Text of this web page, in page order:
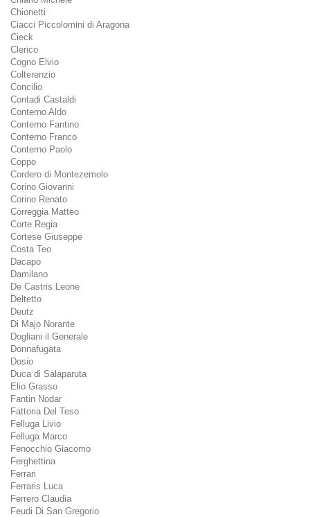
Chionetti
Ciacci Piccolomini di Aragona
Cieck
Clerico
Cogno Elvio
Colterenzio
Concilio
Contadi Castaldi
Conterno Aldo
Conterno Fantino
Conterno Franco
Conterno Paolo
Coppo
Cordero di Montezemolo
Corino Giovanni
Corino Renato
Correggia Matteo
Corte Regia
Cortese Giuseppe
Costa Teo
Dacapo
Damilano
De Castris Leone
Deltetto
Deutz
Di Majo Norante
Dogliani il Generale
Donnafugata
Dosio
Duca di Salaparuta
Elio Grasso
Fantin Nodar
Fattoria Del Teso
Felluga Livio
Felluga Marco
Fenocchio Giacomo
Ferghettina
Ferrari
Ferraris Luca
Ferrero Claudia
Feudi Di San Gregorio